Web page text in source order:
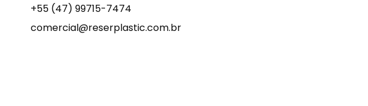
+55 (47) 99715-7474
comercial@reserplastic.com.br